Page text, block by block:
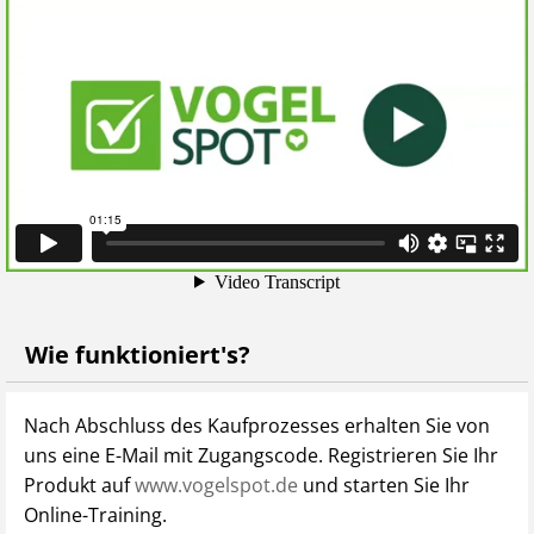
Forum aus!
Die Prüfungsfragen bei VogelSPOT wurden vom
Es handelt sich nicht um offizielle Prüfungsfragen.
Wie funktioniert's?
Nach Abschluss des Kaufprozesses erhalten Sie von
uns eine E-Mail mit Zugangscode. Registrieren Sie Ihr
Produkt aufwww.vogelspot.de und starten Sie Ihr
Online-Training.